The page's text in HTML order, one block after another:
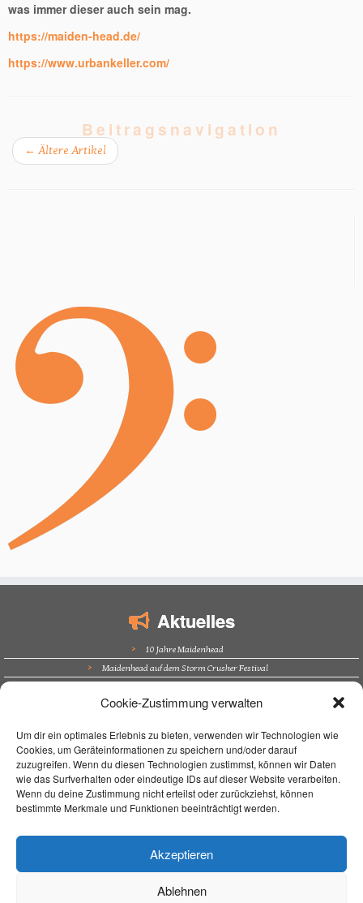
Cookie-Zustimmung verwalten
Um dir ein optimales Erlebnis zu bieten, verwenden wir Technologien wie
Cookies, um Geräteinformationen zu speichern und/oder darauf
zuzugreifen. Wenn du diesen Technologien zustimmst, können wir Daten
wie das Surfverhalten oder eindeutige IDs auf dieser Website verarbeiten.
Wenn du deine Zustimmung nicht erteilst oder zurückziehst, können
bestimmte Merkmale und Funktionen beeinträchtigt werden.
Akzeptieren
Ablehnen
was immer dieser auch sein mag.
https://maiden-head.de/
https://www.urbankeller.com/
Beitragsnavigation
← Ältere Artikel
Aktuelles
10 Jahre Maidenhead
Maidenhead auf dem Storm Crusher Festival
Altstadtfest Amberg
Navigation
Home
Unterrichtsort
Live On Stage
Aktuelles